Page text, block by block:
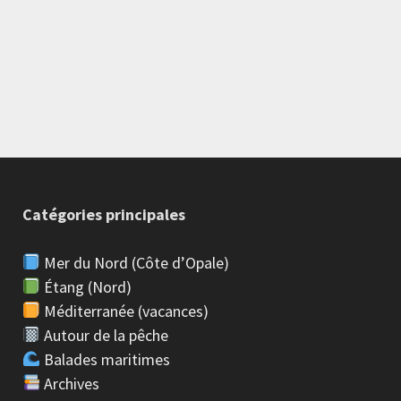
Catégories principales
Mer du Nord (Côte d’Opale)
Étang (Nord)
Méditerranée (vacances)
Autour de la pêche
Balades maritimes
Archives